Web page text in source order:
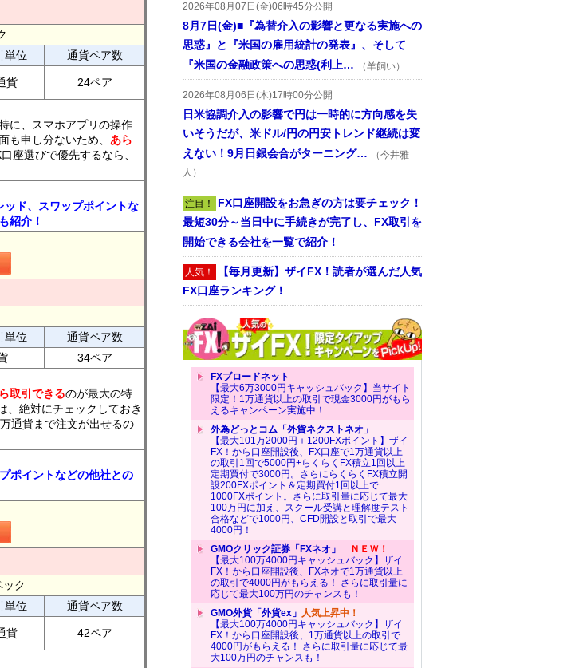
単位
通貨ペア数
貨 24ペア
に、スマホアプリの操作
も申し分ないため、 あら
座選びで優先するなら、
ド、スワップポイントな
紹介！
単位
通貨ペア数
34ペア
取引できるのが最大の特
、絶対にチェックしておき
通貨まで注文が出せるの
ポイントなどの他社との
ク
単位
通貨ペア数
貨 42ペア
2026年08月07日(金)06時45分公開
8月7日(金)■『為替介入の影響と更なる実施への
思惑』と『米国の雇用統計の発表』、そして
『米国の金融政策への思惑(利上…
（羊飼い）
2026年08月06日(木)17時00分公開
日米協調介入の影響で円は一時的に方向感を失
いそうだが、米ドル/円の円安トレンド継続は変
えない！9月日銀会合がターニング…
（今井雅
人）
注目！ FX口座開設をお急ぎの方は要チェック！
最短30分～当日中に手続きが完了し、FX取引を
開始できる会社を一覧で紹介！
人気！ 【毎月更新】ザイFX！読者が選んだ人気
FX口座ランキング！
FXブロードネット
【最大6万3000円キャッシュバック】当サイト
限定！1万通貨以上の取引で現金3000円がもら
えるキャンペーン実施中！
外為どっとコム「外貨ネクストネオ」
【最大101万2000円＋1200FXポイント】ザイ
FX！から口座開設後、FX口座で1万通貨以上
の取引1回で5000円+らくらくFX積立1回以上
定期買付で3000円。さらにらくらくFX積立開
設200FXポイント＆定期買付1回以上で
1000FXポイント。さらに取引量に応じて最大
100万円に加え、スクール受講と理解度テスト
合格などで1000円、CFD開設と取引で最大
4000円！
GMOクリック証券「FXネオ」
ＮＥＷ！
【最大100万4000円キャッシュバック】ザイ
FX！から口座開設後、FXネオで1万通貨以上
の取引で4000円がもらえる！ さらに取引量に
応じて最大100万円のチャンスも！
GMO外貨「外貨ex」 人気上昇中！
【最大100万4000円キャッシュバック】ザイ
FX！から口座開設後、1万通貨以上の取引で
4000円がもらえる！ さらに取引量に応じて最
大100万円のチャンスも！